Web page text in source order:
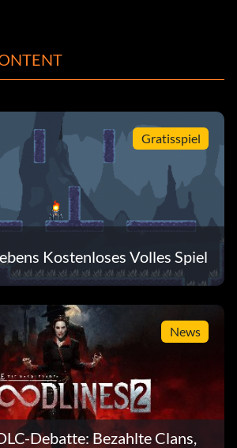
Gratisspiel
Kostenloses Volles Spiel
News
Debatte: Bezahlte Clans,